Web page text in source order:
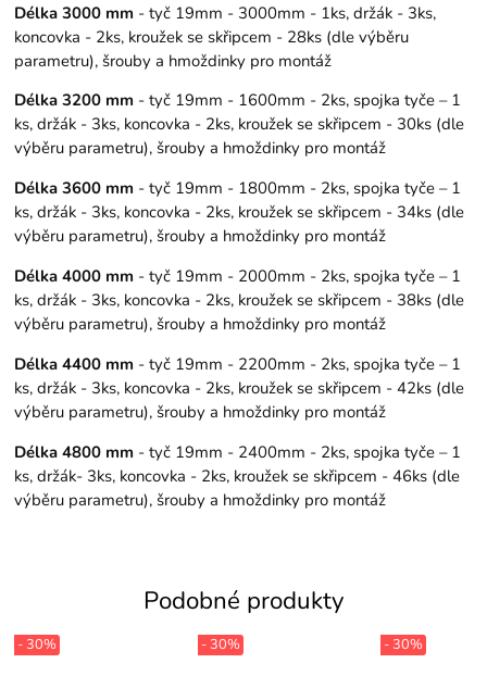
Délka 3000 mm - tyč 19mm - 3000mm - 1ks, držák - 3ks,
koncovka - 2ks, kroužek se skřipcem - 28ks (dle výběru
parametru), šrouby a hmoždinky pro montáž
Délka 3200 mm - tyč 19mm - 1600mm - 2ks, spojka tyče – 1
ks, držák - 3ks, koncovka - 2ks, kroužek se skřipcem - 30ks (dle
výběru parametru), šrouby a hmoždinky pro montáž
Délka 3600 mm - tyč 19mm - 1800mm - 2ks, spojka tyče – 1
ks, držák - 3ks, koncovka - 2ks, kroužek se skřipcem - 34ks (dle
výběru parametru), šrouby a hmoždinky pro montáž
Délka 4000 mm - tyč 19mm - 2000mm - 2ks, spojka tyče – 1
ks, držák - 3ks, koncovka - 2ks, kroužek se skřipcem - 38ks (dle
výběru parametru), šrouby a hmoždinky pro montáž
Délka 4400 mm - tyč 19mm - 2200mm - 2ks, spojka tyče – 1
ks, držák - 3ks, koncovka - 2ks, kroužek se skřipcem - 42ks (dle
výběru parametru), šrouby a hmoždinky pro montáž
Délka 4800 mm - tyč 19mm - 2400mm - 2ks, spojka tyče – 1
ks, držák- 3ks, koncovka - 2ks, kroužek se skřipcem - 46ks (dle
výběru parametru), šrouby a hmoždinky pro montáž
Podobné produkty
- 30% - 30% - 30%